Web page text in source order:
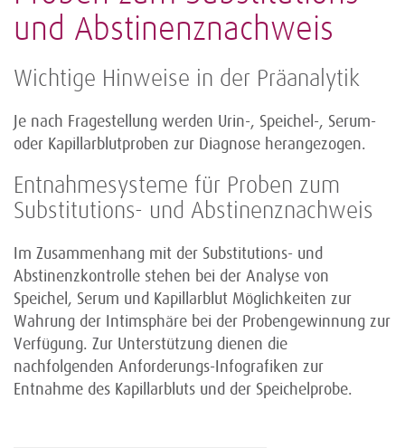
und Abstinenznachweis
Wichtige Hinweise in der Präanalytik
Je nach Fragestellung werden Urin-, Speichel-, Serum-
oder Kapillarblutproben zur Diagnose herangezogen.
Entnahmesysteme für Proben zum
Substitutions- und Abstinenznachweis
Im Zusammenhang mit der Substitutions- und
Abstinenzkontrolle stehen bei der Analyse von
Speichel, Serum und Kapillarblut Möglichkeiten zur
Wahrung der Intimsphäre bei der Probengewinnung zur
Verfügung. Zur Unterstützung dienen die
nachfolgenden Anforderungs-Infografiken zur
Entnahme des Kapillarbluts und der Speichelprobe.